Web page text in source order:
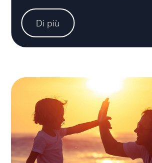
Di più